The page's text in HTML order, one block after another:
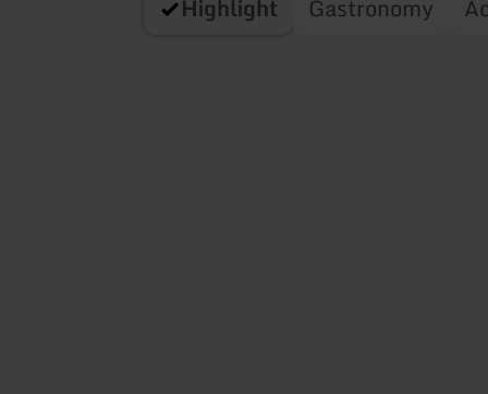
Highlight Gastronomy